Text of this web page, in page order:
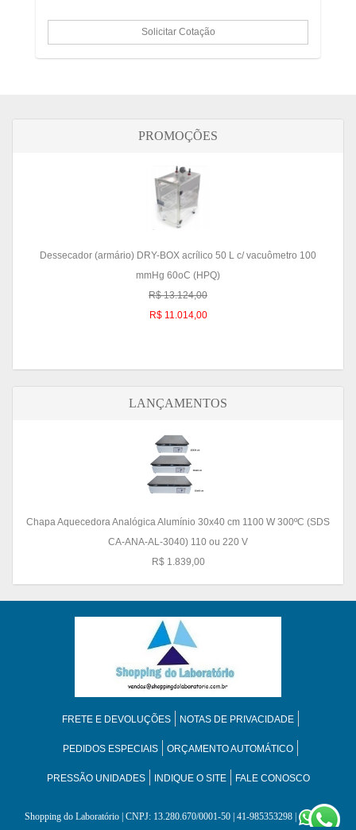
PROMOÇÕES
Dessecador (armário) DRY-BOX acrílico 50 L c/ vacuômetro 100
mmHg 60oC (HPQ)
R$ 13.124,00
R$ 11.014,00
LANÇAMENTOS
Chapa Aquecedora Analógica Alumínio 30x40 cm 1100 W 300ºC (SDS
CA-ANA-AL-3040) 110 ou 220 V
R$ 1.839,00
FRETE E DEVOLUÇÕES NOTAS DE PRIVACIDADE
PEDIDOS ESPECIAIS ORÇAMENTO AUTOMÁTICO
PRESSÃO UNIDADES INDIQUE O SITE FALE CONOSCO
Shopping do Laboratório| CNPJ: 13.280.670/0001-50 | 41-985353298 |
41-